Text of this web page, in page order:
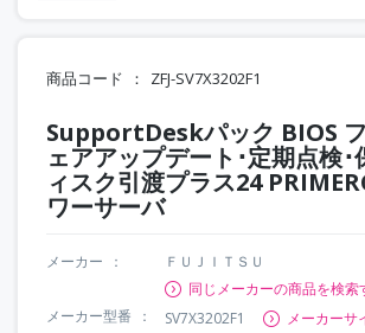
商品コード ZFJ-SV7X3202F1
SupportDeskパック BIOS
ェアアップデート･定期点検･
ィスク引渡プラス24
ワーサーバ
メーカー
ＦＵＪＩＴＳＵ
同じメーカーの商品を検索
メーカー型番
SV7X3202F1 メーカーサ